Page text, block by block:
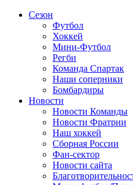
Сезон
Футбол
Хоккей
Мини-Футбол
Регби
Команда Спартак
Наши соперники
Бомбардиры
Новости
Новости Команды
Новости Фратрии
Наш хоккей
Сборная России
Фан-cектор
Новости сайта